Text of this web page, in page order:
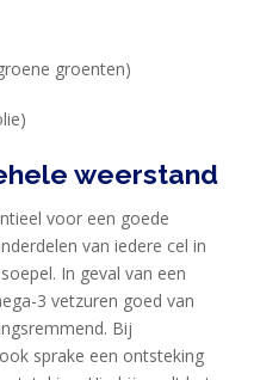
groenten)
weerstand
voor een goede
van iedere cel in
In geval van een
3 vetzuren goed van
Bij
sprake een ontsteking